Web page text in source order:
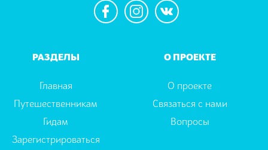
РАЗДЕЛЫ
Главная
Путешественникам
Гидам
Зарегистрироваться
О ПРОЕКТЕ
О проекте
Связаться с нами
Вопросы